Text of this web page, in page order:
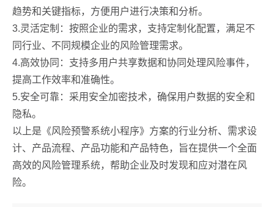
趋势和关键指标，方便用户进行决策和分析。
3.灵活定制：按照企业的需求，支持定制化配置，满足不
同行业、不同规模企业的风险管理需求。
4.高效协同：支持多用户共享数据和协同处理风险事件，
提高工作效率和准确性。
5.安全可靠：采用安全加密技术，确保用户数据的安全和
隐私。
以上是《风险预警系统小程序》方案的行业分析、需求设
计、产品流程、产品功能和产品特色，旨在提供一个全面
高效的风险管理系统，帮助企业及时发现和应对潜在风
险。